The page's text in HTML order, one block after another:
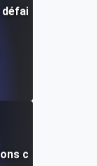
cloud sous